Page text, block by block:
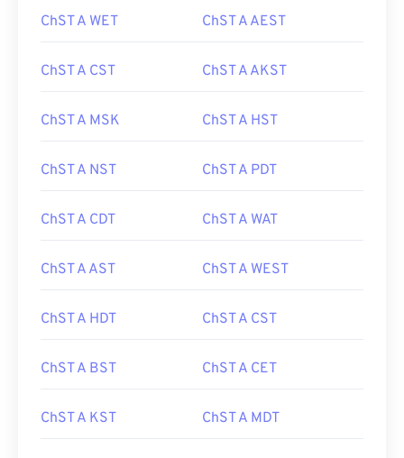
ChST A WET ChST A AEST
ChST A CST ChST A AKST
ChST A MSK ChST A HST
ChST A NST ChST A PDT
ChST A CDT ChST A WAT
ChST A AST ChST A WEST
ChST A HDT ChST A CST
ChST A BST ChST A CET
ChST A KST ChST A MDT